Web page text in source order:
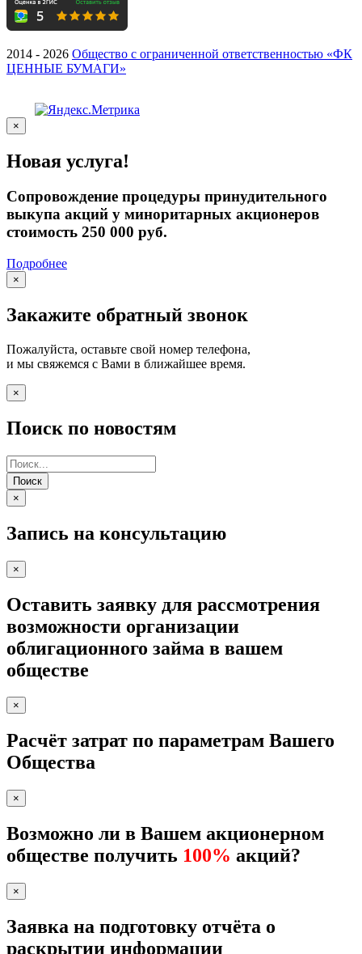
2014 - 2026 Общество с ограниченной ответственностью «ФК
ЦЕННЫЕ БУМАГИ»
×
Новая услуга!
Сопровождение процедуры принудительного
выкупа акций у миноритарных акционеров
стоимость 250 000 руб.
Подробнее
×
Закажите обратный звонок
Пожалуйста, оставьте свой номер телефона,
и мы свяжемся с Вами в ближайшее время.
×
Поиск по новостям
Поиск
×
Запись на консультацию
×
Оставить заявку для рассмотрения
возможности организации
облигационного займа в вашем
обществе
×
Расчёт затрат по параметрам Вашего
Общества
×
Возможно ли в Вашем акционерном
обществе получить 100% акций?
×
Заявка на подготовку отчёта о
раскрытии информации